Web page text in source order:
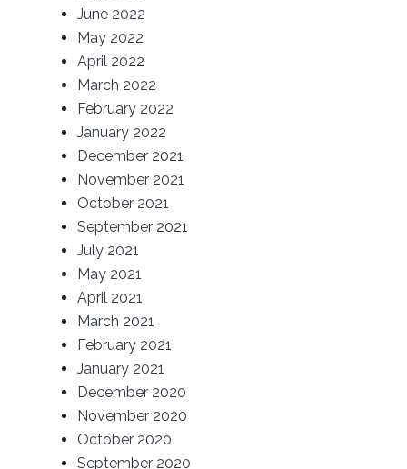
June 2022
May 2022
April 2022
March 2022
February 2022
January 2022
December 2021
November 2021
October 2021
September 2021
July 2021
May 2021
April 2021
March 2021
February 2021
January 2021
December 2020
November 2020
October 2020
September 2020